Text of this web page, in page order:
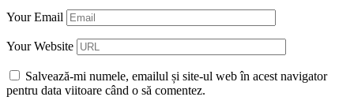
Your Email
Your Website
Salvează-mi numele, emailul și site-ul web în acest navigator
pentru data viitoare când o să comentez.